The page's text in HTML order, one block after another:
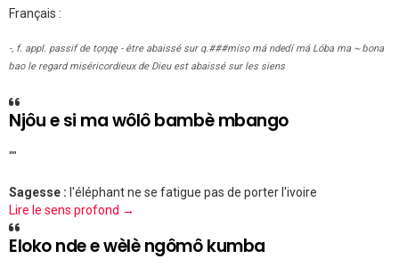
Français :
-, f. appl. passif de tọŋqę - être abaissé sur q.###mísọ má ndeɗí má Lóba ma ~ ɓona
ɓao le regard miséricordieux de Dieu est abaissé sur les siens
Njôu e si ma wôlô bambè mbango
""
Sagesse : l'éléphant ne se fatigue pas de porter l'ivoire
Lire le sens profond →
Eloko nde e wèlè ngômô kumba